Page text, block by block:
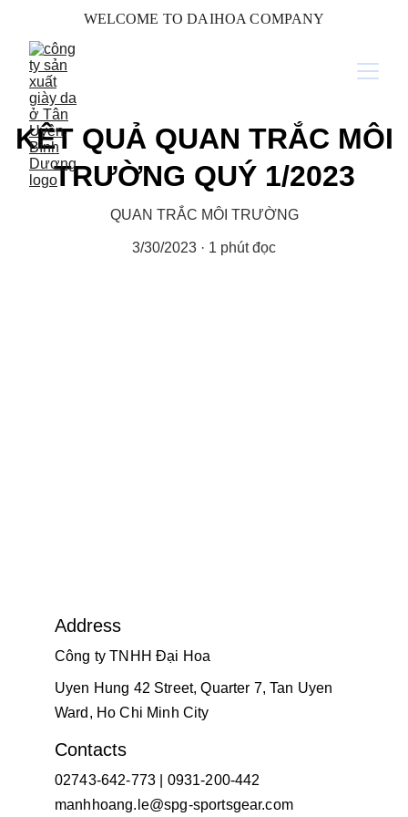
WELCOME TO DAIHOA COMPANY
KÊT QUẢ QUAN TRẮC MÔI
TRƯỜNG QUÝ 1/2023
QUAN TRẮC MÔI TRƯỜNG
3/30/2023 1 phút đọc
Address
Công ty TNHH Đại Hoa
Uyen Hung 42 Street, Quarter 7, Tan Uyen
Ward, Ho Chi Minh City
Contacts
02743-642-773 | 0931-200-442
manhhoang.le@spg-sportsgear.com